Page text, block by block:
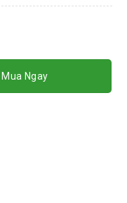
M3 số lượng
Mua Ngay